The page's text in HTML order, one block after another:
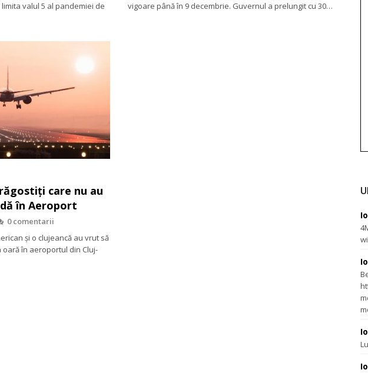
valul 5 al pandemiei de
vigoare până în 9 decembrie. Guvernul a prelungit cu 30…
care nu au
în Aeroport
0 comentarii
și o clujeancă au vrut să
în aeroportul din Cluj-